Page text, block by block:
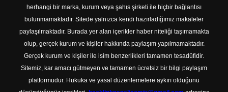
herhangi bir marka, kurum veya şahıs şirketi ile hiçbir bağlantısı
bulunmamaktadır. Sitede yalnızca kendi hazırladığımız makaleler
paylaşılmaktadır. Burada yer alan içerikler haber niteliği taşımamakta
olup, gerçek kurum ve kişiler hakkında paylaşım yapılmamaktadır.
Gerçek kurum ve kişiler ile isim benzerlikleri tamamen tesadüfidir.
Sitemiz, kar amacı gütmeyen ve tamamen ücretsiz bir bilgi paylaşım
platformudur. Hukuka ve yasal düzenlemelere aykırı olduğunu